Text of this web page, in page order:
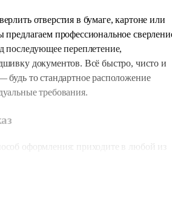
отверстия в бумаге, картоне или
профессиональное
последующее переплетение,
документов. Всё быстро, чисто и
то стандартное расположение
требования.
оформления: приходите в любой из
получить приятный бонус, оформляйте